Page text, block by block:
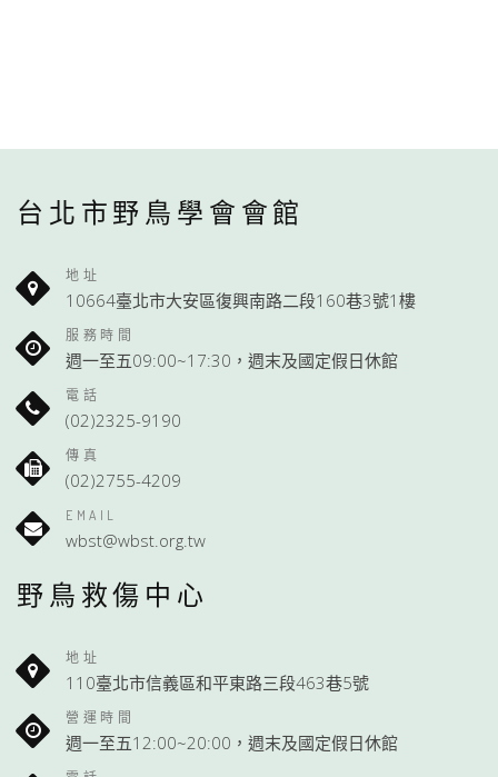
台北市野鳥學會會館
地址
10664臺北市大安區復興南路二段160巷3號1樓
服務時間
週一至五09:00~17:30，週末及國定假日休館
電話
(02)2325-9190
傳真
(02)2755-4209
EMAIL
wbst@wbst.org.tw
野鳥救傷中心
地址
110臺北市信義區和平東路三段463巷5號
營運時間
週一至五12:00~20:00，週末及國定假日休館